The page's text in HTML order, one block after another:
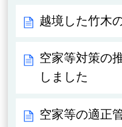
越境した竹木
空家等対策の
しました
空家等の適正